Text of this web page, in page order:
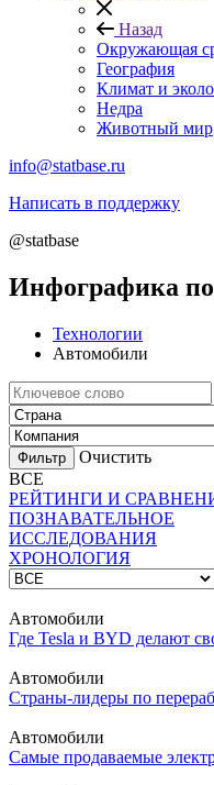
Назад
Окружающая
География
Климат и
Недра
Животный мир
info@statbase.ru
Написать в поддержку
@statbase
Инфографика
Технологии
Автомобили
Очистить
ВСЕ
РЕЙТИНГИ И
ПОЗНАВАТЕЛЬНОЕ
ИССЛЕДОВАНИЯ
ХРОНОЛОГИЯ
Автомобили
Где Tesla и BYD делают
Автомобили
Страны-лидеры по
Автомобили
Самые продаваемые